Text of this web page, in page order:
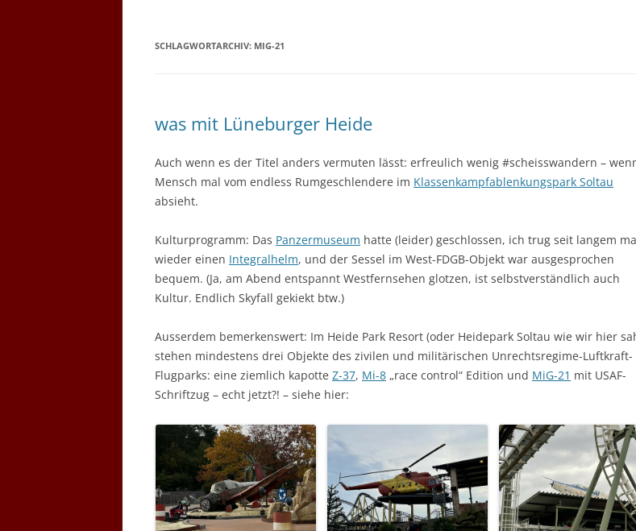
SCHLAGWORTARCHIV: MIG-21
was mit Lüneburger Heide
Auch wenn es der Titel anders vermuten lässt: erfreulich wenig #scheisswandern –
Mensch mal vom endless Rumgeschlendere im Klassenkampfablenkungspark Soltau
absieht.
Kulturprogramm: Das Panzermuseum hatte (leider) geschlossen, ich trug seit langem
wieder einen Integralhelm, und der Sessel im West-FDGB-Objekt war ausgesprochen
bequem. (Ja, am Abend entspannt Westfernsehen glotzen, ist selbstverständlich auch
Kultur. Endlich Skyfall gekiekt btw.)
Ausserdem bemerkenswert: Im Heide Park Resort (oder Heidepark Soltau wie wir hier
stehen mindestens drei Objekte des zivilen und militärischen Unrechtsregime-Luftkraft-
Flugparks: eine ziemlich kapotte Z-37, Mi-8 „race control“ Edition und MiG-21 mit USAF-
Schriftzug – echt jetzt?! – siehe hier: